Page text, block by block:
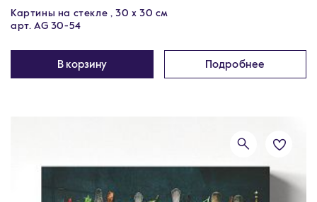
Картины на стекле , 30 x 30 см
арт. AG 30-54
В корзину Подробнее